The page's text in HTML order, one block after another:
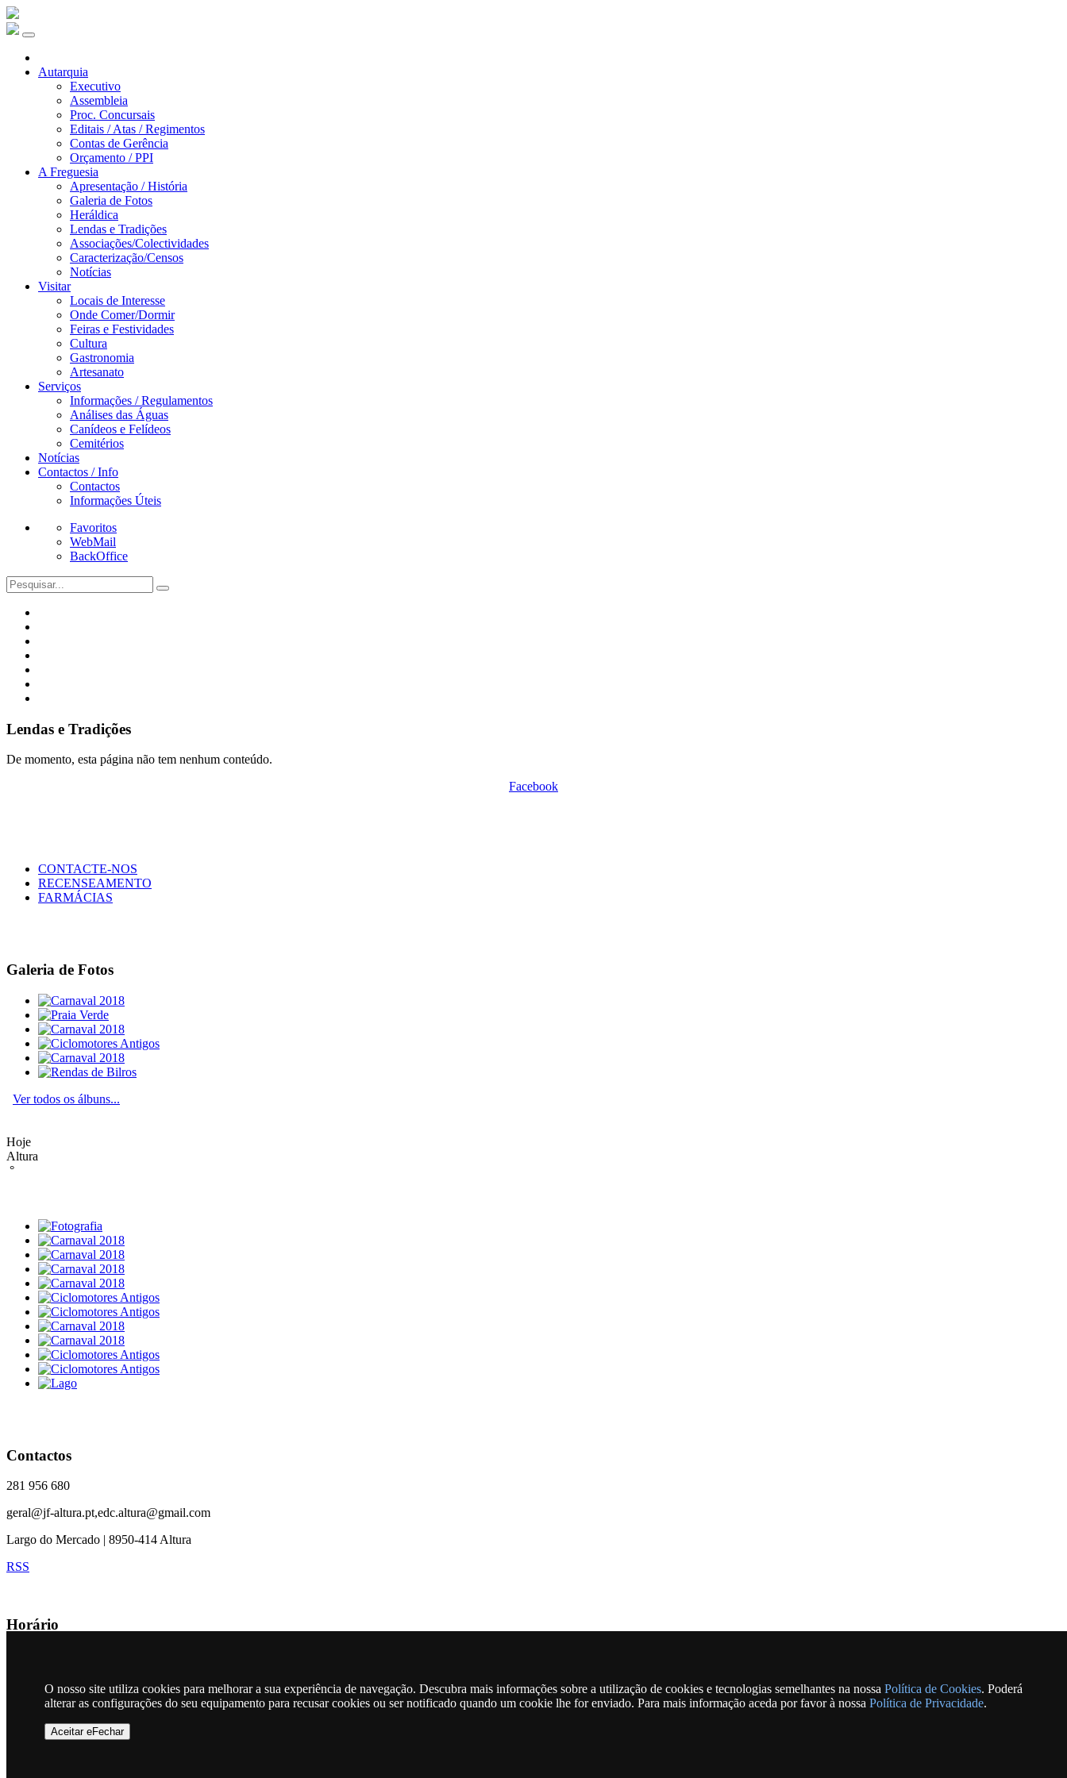
O nosso site utiliza cookies para melhorar a sua experiência de navegação. Descubra mais informações sobre a utilização de cookies e tecnologias semelhantes na nossa Política de Cookies. Poderá
alterar as configurações do seu equipamento para recusar cookies ou ser notificado quando um cookie lhe for enviado. Para mais informação aceda por favor à nossa Política de Privacidade.
Aceitar eFechar
Autarquia
Executivo
Assembleia
Proc. Concursais
Editais / Atas / Regimentos
Contas de Gerência
Orçamento / PPI
A Freguesia
Apresentação / História
Galeria de Fotos
Heráldica
Lendas e Tradições
Associações/Colectividades
Caracterização/Censos
Notícias
Visitar
Locais de Interesse
Onde Comer/Dormir
Feiras e Festividades
Cultura
Gastronomia
Artesanato
Serviços
Informações / Regulamentos
Análises das Águas
Canídeos e Felídeos
Cemitérios
Notícias
Contactos / Info
Contactos
Informações Úteis
Favoritos
WebMail
BackOffice
Lendas e Tradições
De momento, esta página não tem nenhum conteúdo.
Facebook
CONTACTE-NOS
RECENSEAMENTO
FARMÁCIAS
Galeria de Fotos
Ver todos os álbuns...
Hoje
Altura
°
Contactos
281 956 680
geral@jf-altura.pt,edc.altura@gmail.com
Largo do Mercado | 8950-414 Altura
RSS
Horário
Mapa